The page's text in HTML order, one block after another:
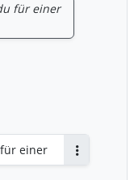
für einer
einer